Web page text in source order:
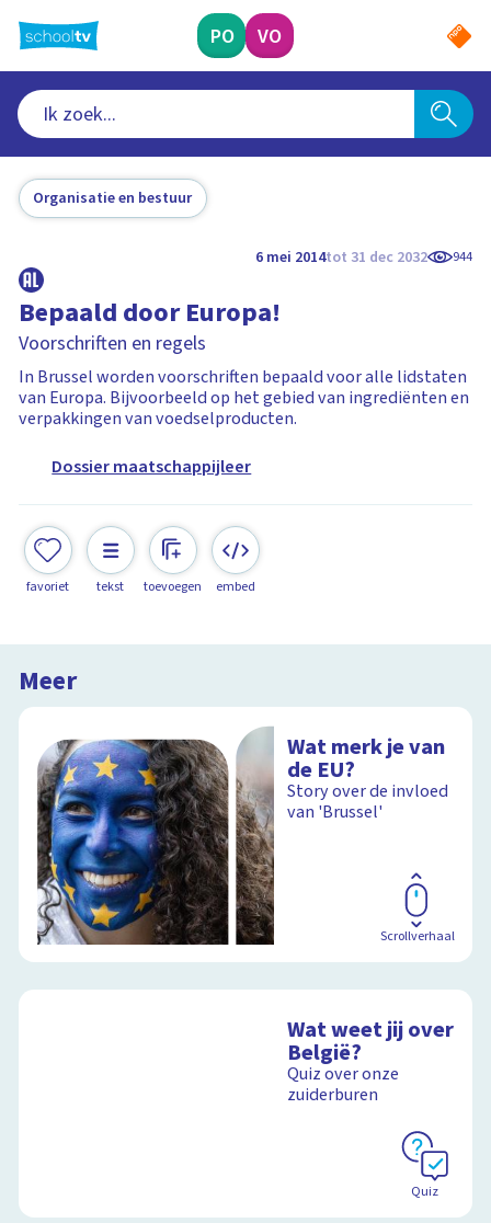
naar
hoofdinhoud
PO VO
Organisatie en bestuur
6 mei 2014tot 31 dec 2032 944
Bepaald door Europa!
Voorschriften en regels
In Brussel worden voorschriften bepaald voor alle lidstaten
van Europa. Bijvoorbeeld op het gebied van ingrediënten en
verpakkingen van voedselproducten.
Dossier maatschappijleer
favoriet tekst toevoegen embed
Meer
Wat merk je van
de EU?
Story over de invloed
van 'Brussel'
Scrollverhaal
Wat weet jij over
België?
Quiz over onze
zuiderburen
Quiz